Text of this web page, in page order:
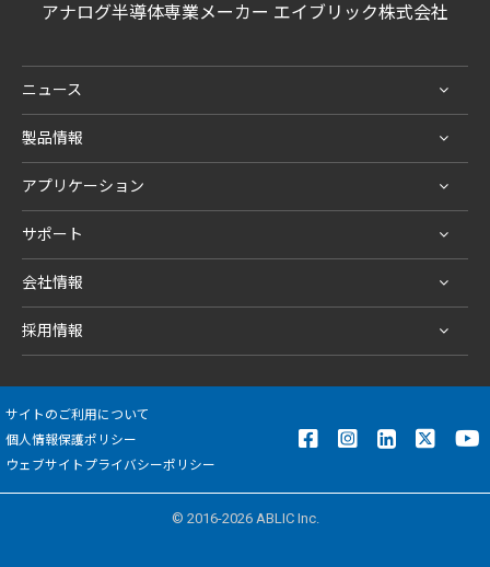
アナログ半導体専業メーカー エイブリック株式会社
ニュース
製品情報
アプリケーション
サポート
会社情報
採用情報
サイトのご利用について
個人情報保護ポリシー
ウェブサイトプライバシーポリシー
© 2016-2026 ABLIC Inc.